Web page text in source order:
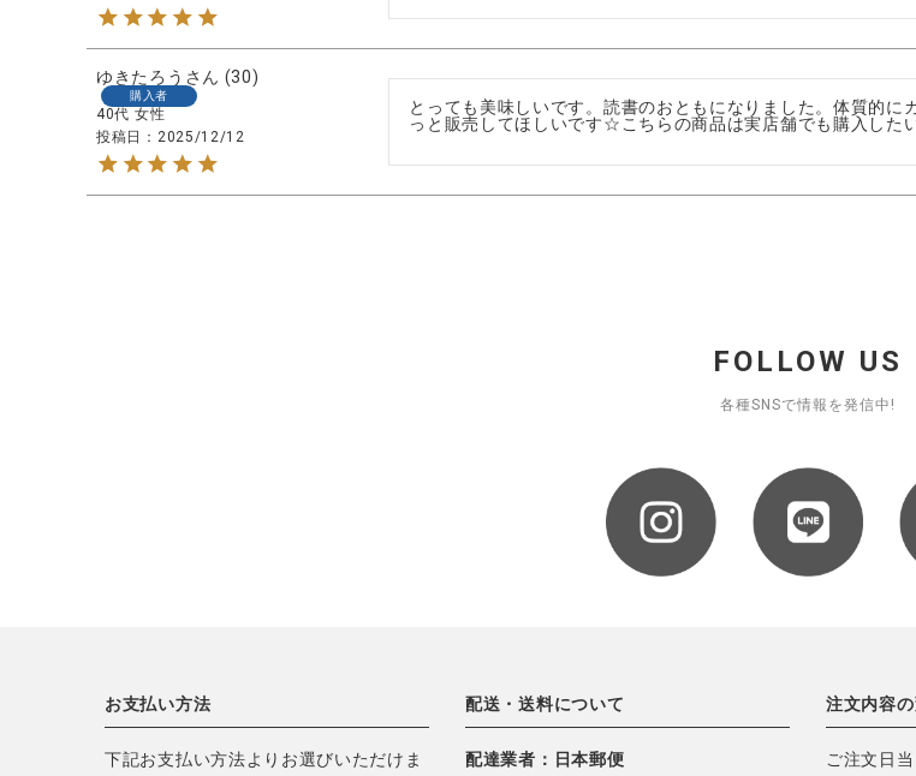
ゆきたろう 30
購入者
40代 女性
投稿日
2025/12/12
とっても美味しいです。読書のおともになりました。体質的
っと販売してほしいです☆こちらの商品は実店舗でも購入した
FOLLOW US
各種SNSで情報を発信中!
お支払い方法
下記お支払い方法よりお選びいただけま
配送・送料について
配達業者：日本郵便
注文内容
ご注文日